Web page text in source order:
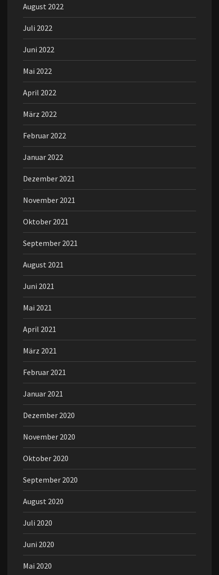
August 2022
Juli 2022
Juni 2022
Mai 2022
April 2022
März 2022
Februar 2022
Januar 2022
Dezember 2021
November 2021
Oktober 2021
September 2021
August 2021
Juni 2021
Mai 2021
April 2021
März 2021
Februar 2021
Januar 2021
Dezember 2020
November 2020
Oktober 2020
September 2020
August 2020
Juli 2020
Juni 2020
Mai 2020